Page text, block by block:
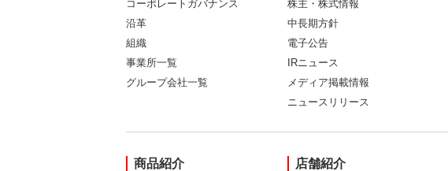
コーポレートガバナンス
沿革
組織
事業所一覧
グループ会社一覧
株主・株式情報
中長期方針
電子公告
IRニュース
メディア掲載情報
ニュースリリース
商品紹介 店舗紹介